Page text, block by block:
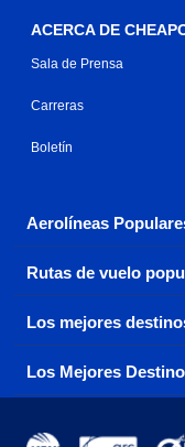
ACERCA DE
Sala de Prensa
Carreras
Boletín
Aerolíneas
Explora nuestras
aerolínea, con más
Aeromexico
Air France
Rutas de vuelo
Reserva una de
con tres sencillos
Los mejores
Encuentra boletos
populares de los
Los Mejores